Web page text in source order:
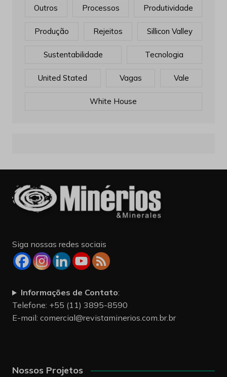
Outros Processos Produtividade
Produção Rejeitos Sillicon Valley
Sustentabilidade Tecnologia
United Stated Vagas Vale
White House
Siga nossas redes sociais
Informações de Contato:
Telefone: +55 (11) 3895-8590
E-mail: comercial@revistaminerios.com.br.br
Nossos Projetos